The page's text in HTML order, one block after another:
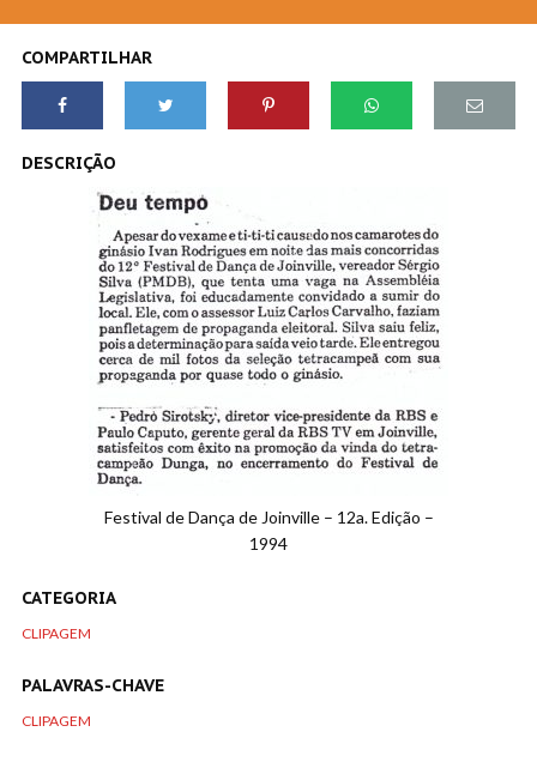
COMPARTILHAR
DESCRIÇÃO
Festival de Dança de Joinville – 12a. Edição –
1994
CATEGORIA
CLIPAGEM
PALAVRAS-CHAVE
CLIPAGEM